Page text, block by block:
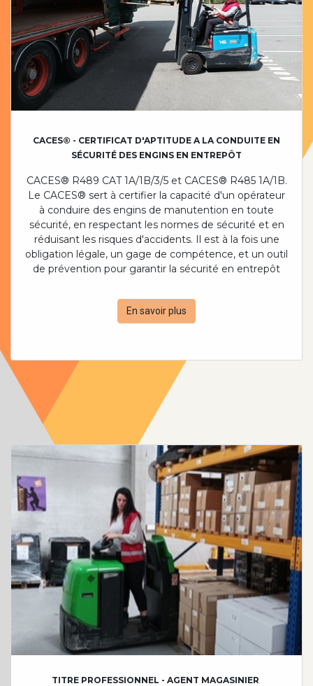
CACES® - CERTIFICAT D'APTITUDE A LA CONDUITE EN
SÉCURITÉ DES ENGINS EN ENTREPÔT
CACES® R489 CAT 1A/1B/3/5 et CACES® R485 1A/1B.
Le CACES® sert à certifier la capacité d'un opérateur
à conduire des engins de manutention en toute
sécurité, en respectant les normes de sécurité et en
réduisant les risques d'accidents. Il est à la fois une
obligation légale, un gage de compétence, et un outil
de prévention pour garantir la sécurité en entrepôt
En savoir plus
TITRE PROFESSIONNEL - AGENT MAGASINIER